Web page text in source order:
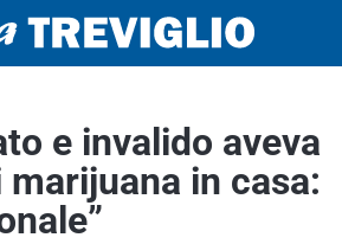
e invalido aveva
in casa: